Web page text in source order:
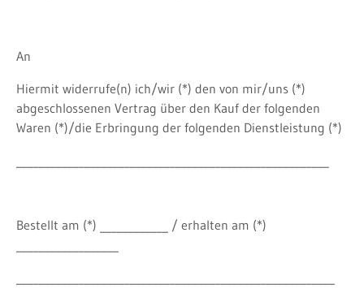
An
Hiermit widerrufe(n) ich/wir (*) den von mir/uns (*)
abgeschlossenen Vertrag über den Kauf der folgenden
Waren (*)/die Erbringung der folgenden Dienstleistung (*)
Bestellt am (*) ____________ / erhalten am (*)